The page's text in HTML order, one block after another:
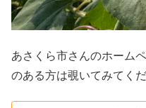
あさくら市さんのホーム
のある方は覗いてみてくだ